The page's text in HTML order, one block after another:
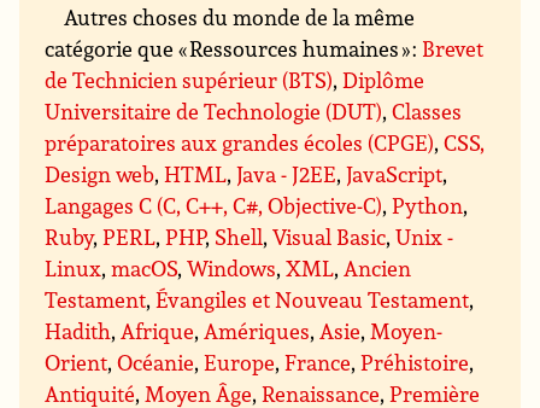
Autres choses du monde de la même
catégorie que « Ressources humaines » : Brevet
de Technicien supérieur (BTS),Diplôme
Universitaire de Technologie (DUT),Classes
préparatoires aux grandes écoles (CPGE),CSS,
Design web,HTML,Java - J2EE,JavaScript,
Langages C (C, C++, C#, Objective-C),Python,
Ruby,PERL,PHP, Shell,Visual Basic,Unix -
Linux,macOS,Windows,XML, Ancien
Testament,Évangiles et Nouveau Testament,
Hadith, Afrique, Amériques, Asie, Moyen-
Orient,Océanie,Europe,France,Préhistoire,
Antiquité, Moyen Âge,Renaissance,Première